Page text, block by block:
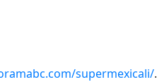
supermexicali/.